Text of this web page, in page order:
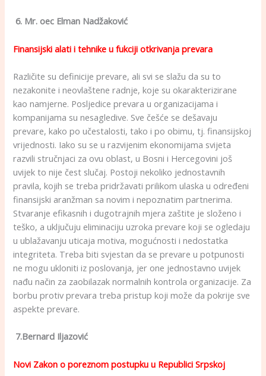
6. Mr. oec Elman Nadžaković
Finansijski alati i tehnike u fukciji otkrivanja prevara
Različite su definicije prevare, ali svi se slažu da su to
nezakonite i neovlaštene radnje, koje su okarakterizirane
kao namjerne. Posljedice prevara u organizacijama i
kompanijama su nesagledive. Sve češće se dešavaju
prevare, kako po učestalosti, tako i po obimu, tj. finansijskoj
vrijednosti. Iako su se u razvijenim ekonomijama svijeta
razvili stručnjaci za ovu oblast, u Bosni i Hercegovini još
uvijek to nije čest slučaj. Postoji nekoliko jednostavnih
pravila, kojih se treba pridržavati prilikom ulaska u određeni
finansijski aranžman sa novim i nepoznatim partnerima.
Stvaranje efikasnih i dugotrajnih mjera zaštite je složeno i
teško, a uključuju eliminaciju uzroka prevare koji se ogledaju
u ublažavanju uticaja motiva, mogućnosti i nedostatka
integriteta. Treba biti svjestan da se prevare u potpunosti
ne mogu ukloniti iz poslovanja, jer one jednostavno uvijek
nađu način za zaobilazak normalnih kontrola organizacije. Za
borbu protiv prevara treba pristup koji može da pokrije sve
aspekte prevare.
7.Bernard Iljazović
Novi Zakon o poreznom postupku u Republici Srpskoj